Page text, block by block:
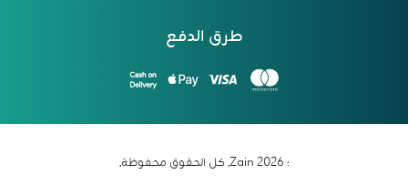
طرق الدفع
؛ 2026 Zain. كل الحقوق محفوظة.